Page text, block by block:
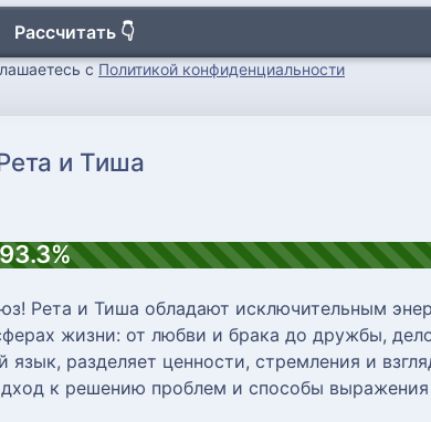
Рассчитать 👇
с Политикой конфиденциальности
и Тиша
Рета и Тиша обладают исключительным
жизни: от любви и брака до дружбы,
разделяет ценности, стремления и
к решению проблем и способы выражения